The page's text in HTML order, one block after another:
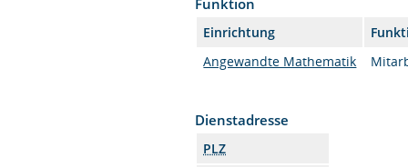
Einrichtung
Angewandte Mathematik
Dienstadresse
PLZ